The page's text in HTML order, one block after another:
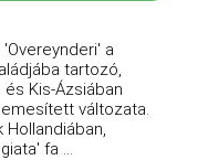
a
tartozó,
és Kis-Ázsiában
változata.
Hollandiában,
fa ...